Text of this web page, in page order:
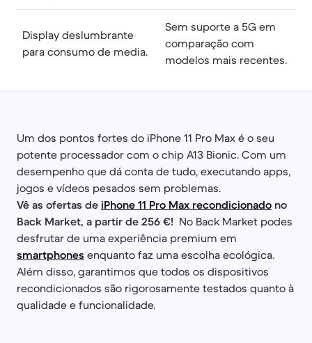
Display deslumbrante
para consumo de media.
Sem suporte a 5G em
comparação com
modelos mais recentes.
Um dos pontos fortes do iPhone 11 Pro Max é o seu
potente processador com o chip A13 Bionic. Com um
desempenho que dá conta de tudo, executando apps,
jogos e vídeos pesados sem problemas.
Vê as ofertas de iPhone 11 Pro Max recondicionado no
Back Market, a partir de 256 €! No Back Market podes
desfrutar de uma experiência premium em
smartphones enquanto faz uma escolha ecológica.
Além disso, garantimos que todos os dispositivos
recondicionados são rigorosamente testados quanto à
qualidade e funcionalidade.